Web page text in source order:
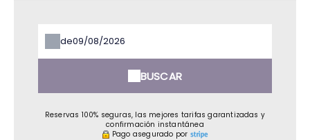
de
BUSCAR
Reservas 100% seguras, las mejores tarifas garantizadas y
confirmación instantánea
Pago asegurado por